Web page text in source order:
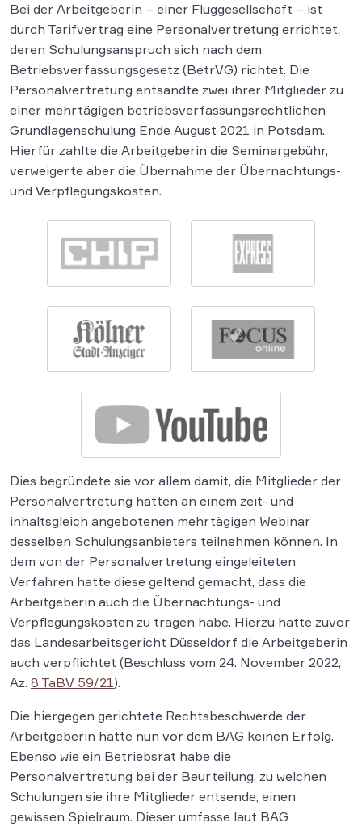
Bei der Arbeitgeberin – einer Fluggesellschaft – ist
durch Tarifvertrag eine Personalvertretung errichtet,
deren Schulungsanspruch sich nach dem
Betriebsverfassungsgesetz (BetrVG) richtet. Die
Personalvertretung entsandte zwei ihrer Mitglieder zu
einer mehrtägigen betriebsverfassungsrechtlichen
Grundlagenschulung Ende August 2021 in Potsdam.
Hierfür zahlte die Arbeitgeberin die Seminargebühr,
verweigerte aber die Übernahme der Übernachtungs-
und Verpflegungskosten.
Dies begründete sie vor allem damit, die Mitglieder der
Personalvertretung hätten an einem zeit- und
inhaltsgleich angebotenen mehrtägigen Webinar
desselben Schulungsanbieters teilnehmen können. In
dem von der Personalvertretung eingeleiteten
Verfahren hatte diese geltend gemacht, dass die
Arbeitgeberin auch die Übernachtungs- und
Verpflegungskosten zu tragen habe. Hierzu hatte zuvor
das Landesarbeitsgericht Düsseldorf die Arbeitgeberin
auch verpflichtet (Beschluss vom 24. November 2022,
Az. 8 TaBV 59/21).
Die hiergegen gerichtete Rechtsbeschwerde der
Arbeitgeberin hatte nun vor dem BAG keinen Erfolg.
Ebenso wie ein Betriebsrat habe die
Personalvertretung bei der Beurteilung, zu welchen
Schulungen sie ihre Mitglieder entsende, einen
gewissen Spielraum. Dieser umfasse laut BAG